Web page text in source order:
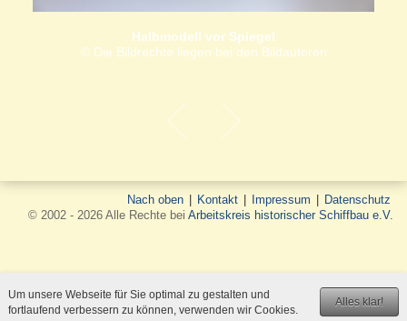
Halbmodell vor Spiegel
© Die Bildrechte liegen bei den Bildautoren
Nach oben Kontakt Impressum
Datenschutz
© 2002 - 2026 Alle Rechte bei Arbeitskreis historischer Schiffbau e.V.
Alles klar!
Um unsere Webseite für Sie optimal zu gestalten und
fortlaufend verbessern zu können, verwenden wir Cookies.